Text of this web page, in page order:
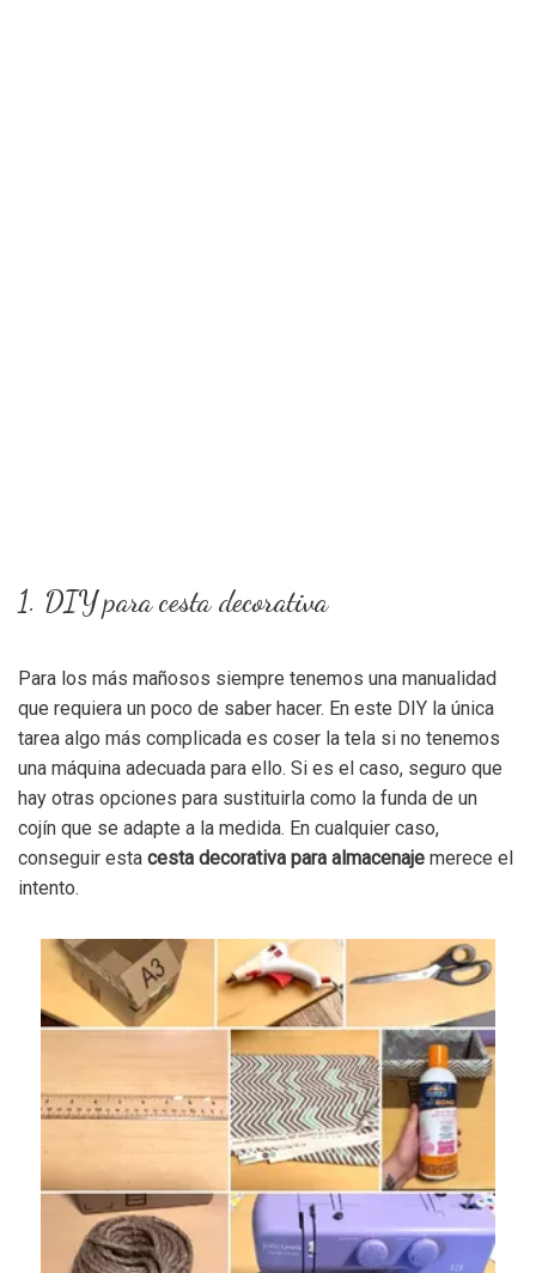
1. DIY para cesta decorativa
Para los más mañosos siempre tenemos una manualidad
que requiera un poco de saber hacer. En este DIY la única
tarea algo más complicada es coser la tela si no tenemos
una máquina adecuada para ello. Si es el caso, seguro que
hay otras opciones para sustituirla como la funda de un
cojín que se adapte a la medida. En cualquier caso,
conseguir esta cesta decorativa para almacenaje merece el
intento.